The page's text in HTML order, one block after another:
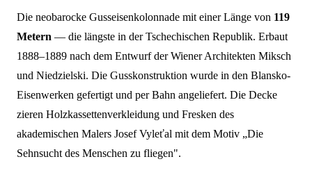
Die neobarocke Gusseisenkolonnade mit einer Länge von 119
Metern — die längste in der Tschechischen Republik. Erbaut
1888–1889 nach dem Entwurf der Wiener Architekten Miksch
und Niedzielski. Die Gusskonstruktion wurde in den Blansko-
Eisenwerken gefertigt und per Bahn angeliefert. Die Decke
zieren Holzkassettenverkleidung und Fresken des
akademischen Malers Josef Vyleťal mit dem Motiv „Die
Sehnsucht des Menschen zu fliegen".